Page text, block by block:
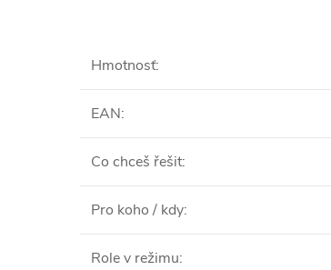
Hmotnosť:
EAN:
Co chceš řešit:
Pro koho / kdy:
Role v režimu: